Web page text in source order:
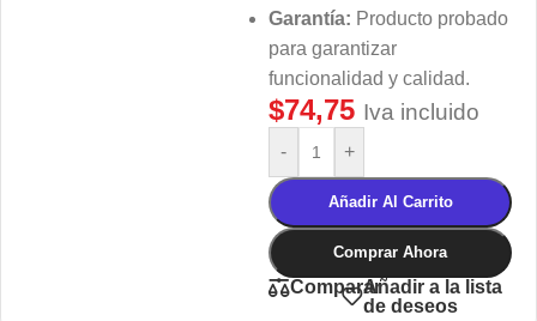
Garantía: Producto probado
para garantizar
funcionalidad y calidad.
$74,75 Iva incluido
- +
Añadir Al Carrito
Comprar Ahora
CompararAñadir a la lista
de deseos